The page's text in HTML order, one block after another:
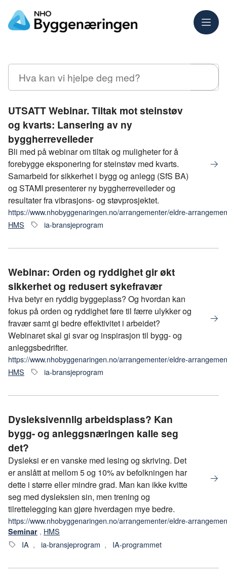
Meny
Søk
UTSATT Webinar. Tiltak mot steinstøv
og kvarts: Lansering av ny
byggherreveileder
Bli med på webinar om tiltak og muligheter for å
forebygge eksponering for steinstøv med kvarts.
Samarbeid for sikkerhet i bygg og anlegg (SfS BA)
og STAMI presenterer ny byggherreveileder og
resultater fra vibrasjons- og støvprosjektet.
https://www.nhobyggenaringen.no/arrangementer/eldre-
HMS
ia-bransjeprogram
Webinar: Orden og ryddighet gir økt
sikkerhet og redusert sykefravær
Hva betyr en ryddig byggeplass? Og hvordan kan
fokus på orden og ryddighet føre til færre ulykker og
fravær samt gi bedre effektivitet i arbeidet?
Webinaret skal gi svar og inspirasjon til bygg- og
anleggsbedrifter.
https://www.nhobyggenaringen.no/arrangementer/eldre-
HMS
ia-bransjeprogram
Dysleksivennlig arbeidsplass?​ Kan
bygg- og anleggsnæringen kalle seg
det?​
Dysleksi er en vanske med lesing og skriving. Det
er anslått at mellom 5 og 10% av befolkningen har
dette i større eller mindre grad. Man kan ikke kvitte
seg med dysleksien sin, men trening og
tilrettelegging kan gjøre hverdagen mye bedre.​
https://www.nhobyggenaringen.no/arrangementer/eldre-
Seminar , HMS
IA , ia-bransjeprogram , IA-programmet